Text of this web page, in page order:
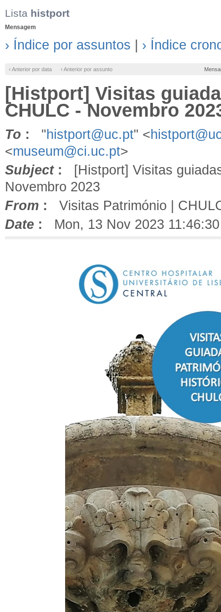
Lista histport
Mensagem
› Índice por assuntos › Índice
‹ Anterior por data ‹ Anterior por assunto
[Histport] Visitas
CHULC - Novembro
To : "histport@uc.pt" <
<museum@ci.uc.pt>
Subject: [Histport] Visitas
Novembro 2023
From : Visitas Património |
Date : Mon, 13 Nov 2023